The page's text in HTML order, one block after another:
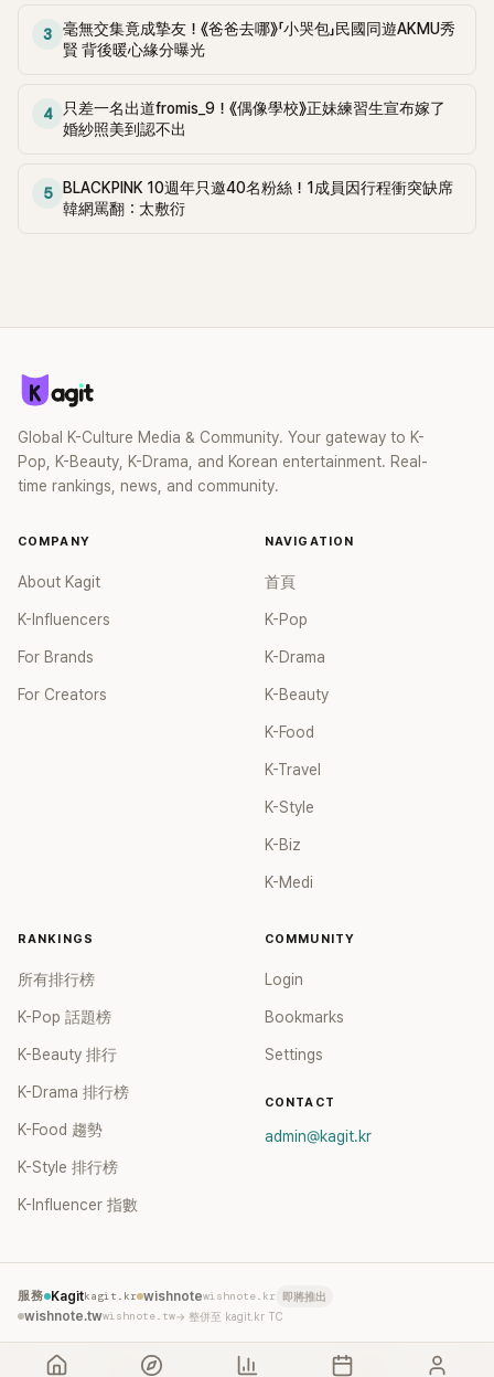
3
毫無交集竟成摯友！《爸爸去哪》「小哭包」民國同遊AKMU秀
賢 背後暖心緣分曝光
4
只差一名出道fromis_9！《偶像學校》正妹練習生宣布嫁了
婚紗照美到認不出
5
BLACKPINK 10週年只邀40名粉絲！1成員因行程衝突缺席
韓網罵翻：太敷衍
Global K-Culture Media & Community. Your gateway to K-
Pop, K-Beauty, K-Drama, and Korean entertainment. Real-
time rankings, news, and community.
COMPANY
About Kagit
K-Influencers
For Brands
For Creators
NAVIGATION
首頁
K-Pop
K-Drama
K-Beauty
K-Food
K-Travel
K-Style
K-Biz
K-Medi
RANKINGS
所有排行榜
K-Pop 話題榜
K-Beauty 排行
K-Drama 排行榜
K-Food 趨勢
K-Style 排行榜
K-Influencer 指數
COMMUNITY
Login
Bookmarks
Settings
CONTACT
admin@kagit.kr
服務 Kagitkagit.kr wishnotewishnote.kr 即將推出
wishnote.twwishnote.tw→ 整併至 kagit.kr TC
©2026
Kagit. All rights reserved.
TermsPrivacy